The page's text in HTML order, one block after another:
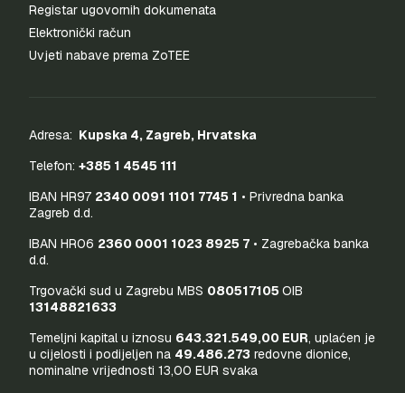
Registar ugovornih dokumenata
Elektronički račun
Uvjeti nabave prema ZoTEE
Adresa: Kupska 4, Zagreb, Hrvatska
Telefon: +385 1 4545 111
IBAN HR97 2340 0091 1101 7745 1 • Privredna banka
Zagreb d.d.
IBAN HR06 2360 0001 1023 8925 7 • Zagrebačka banka
d.d.
Trgovački sud u Zagrebu MBS 080517105OIB
13148821633
Temeljni kapital u iznosu 643.321.549,00 EUR, uplaćen je
u cijelosti i podijeljen na 49.486.273 redovne dionice,
nominalne vrijednosti 13,00 EUR svaka